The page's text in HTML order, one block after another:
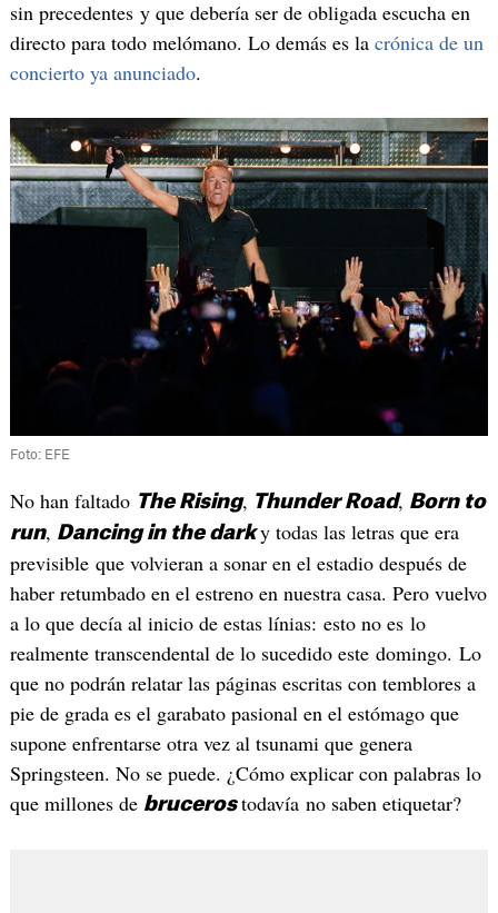
sin precedentes y que debería ser de obligada escucha en
directo para todo melómano. Lo demás es la crónica de un
concierto ya anunciado.
Foto: EFE
No han faltado The Rising, Thunder Road, Born to
run, Dancing in the dark y todas las letras que era
previsible que volvieran a sonar en el estadio después de
haber retumbado en el estreno en nuestra casa. Pero vuelvo
a lo que decía al inicio de estas línias: esto no es lo
realmente transcendental de lo sucedido este domingo. Lo
que no podrán relatar las páginas escritas con temblores a
pie de grada es el garabato pasional en el estómago que
supone enfrentarse otra vez al tsunami que genera
Springsteen. No se puede. ¿Cómo explicar con palabras lo
que millones de bruceros todavía no saben etiquetar?